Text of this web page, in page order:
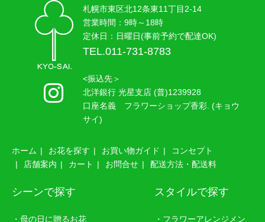
札幌市東区北12条東11丁目2-14
営業時間：9時～18時
定休日：日曜日(事前予約で配達OK)
TEL.011-731-8783
<振込先＞
北洋銀行 光星支店 (普)1239928
口座名義 フラワーショップ香彩. (キョウ
サイ)
ホーム お花を探す お買い物ガイド
コンセプト
店舗案内
カート お問合せ 配送方法・配送料
シーンで探す
・母の日に贈るお花
スタイルで探す
・フラワーアレンジメン